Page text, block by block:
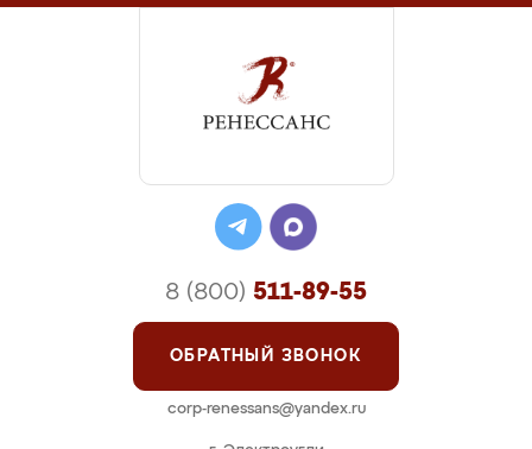
8 (800) 511-89-55
ОБРАТНЫЙ ЗВОНОК
corp-renessans@yandex.ru